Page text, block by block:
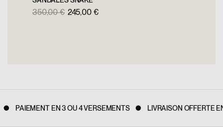
350,00 € 245,00 €
PAIEMENT EN 3 OU 4 VERSEMENTS LIVRAISON OFFERTE